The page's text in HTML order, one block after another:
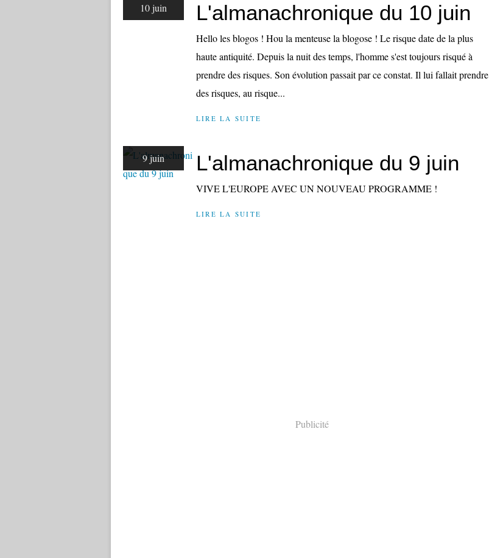
10 juin L'almanachronique du 10 juin
Hello les blogos ! Hou la menteuse la blogose ! Le risque date de la plus
haute antiquité. Depuis la nuit des temps, l'homme s'est toujours risqué à
prendre des risques. Son évolution passait par ce constat. Il lui fallait prendre
des risques, au risque...
LIRE LA SUITE
9 juin L'almanachronique du 9 juin
VIVE L'EUROPE AVEC UN NOUVEAU PROGRAMME !
LIRE LA SUITE
Publicité